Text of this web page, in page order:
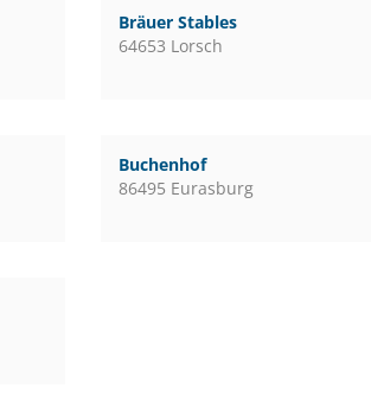
Bräuer Stables
64653 Lorsch
Buchenhof
86495 Eurasburg